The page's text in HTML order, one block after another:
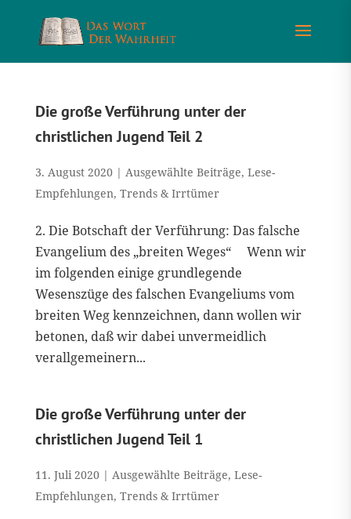
Die große Verführung unter der
christlichen Jugend Teil 2
3. August 2020| Ausgewählte Beiträge, Lese-
Empfehlungen, Trends & Irrtümer
2. Die Botschaft der Verführung: Das falsche
Evangelium des „breiten Weges“ Wenn wir
im folgenden einige grundlegende
Wesenszüge des falschen Evangeliums vom
breiten Weg kennzeichnen, dann wollen wir
betonen, daß wir dabei unvermeidlich
verallgemeinern...
Die große Verführung unter der
christlichen Jugend Teil 1
11. Juli 2020| Ausgewählte Beiträge, Lese-
Empfehlungen, Trends & Irrtümer